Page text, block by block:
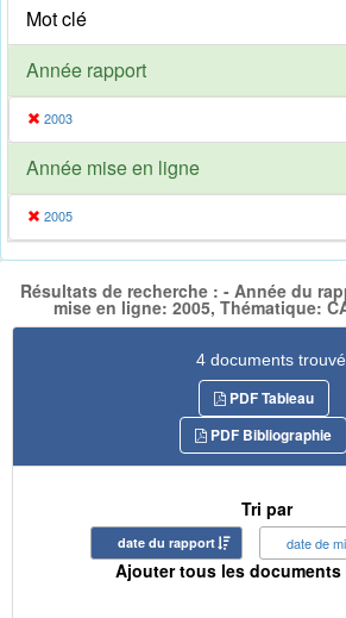
Mot clé
Année rapport
2003
Année mise en ligne
2005
Résultats de recherche : - Année du
mise en ligne: 2005, Thématique:
4 documents
PDF Tableau
PDF Bibliographie
Tri par
date du rapport date de
Ajouter tous les documents